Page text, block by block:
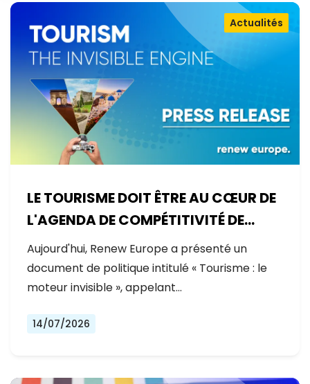
LE TOURISME DOIT ÊTRE AU CŒUR DE
L'AGENDA DE COMPÉTITIVITÉ DE
L'EUROPE
Actualités
Aujourd'hui, Renew Europe a présenté un
document de politique intitulé « Tourisme : le
moteur invisible », appelant…
14/07/2026